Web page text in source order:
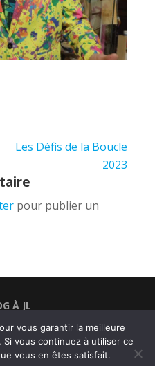
Les Défis de la Boucle
2023
pour publier un
À JL
ET SENS • Fabulous
vous garantir la meilleure
vous continuez à utiliser ce
vous en êtes satisfait.